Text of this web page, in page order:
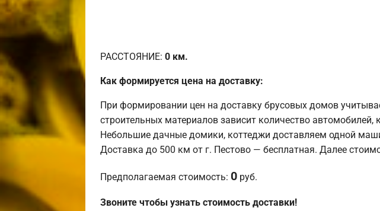
РАССТОЯНИЕ: 0 км.
Как формируется цена на доставку:
При формировании цен на доставку брусовых домов
строительных материалов зависит количество
Небольшие дачные домики, коттеджи доставляем одной
Доставка до 500 км от г. Пестово — бесплатная. Далее
Предполагаемая стоимость: 0 руб.
Звоните чтобы узнать стоимость доставки!